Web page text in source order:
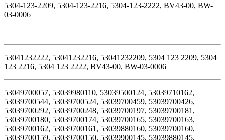
5304-123-2209, 5304-123-2216, 5304-123-2222, BV43-00, BW-
03-0006
53041232222, 53041232216, 53041232209, 5304 123 2209, 5304
123 2216, 5304 123 2222, BV43-00, BW-03-0006
53049700057, 53039980110, 53039500124, 53039710162,
53039700544, 53039700524, 53039700459, 53039700426,
53039700292, 53039700248, 53039700197, 53039700181,
53039700180, 53039700174, 53039700165, 53039700163,
53039700162, 53039700161, 53039880160, 53039700160,
53039700159, 53039700150, 53039900145, 53039880145,